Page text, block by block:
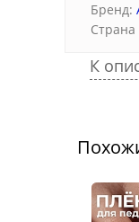
Бренд:
Страна
К